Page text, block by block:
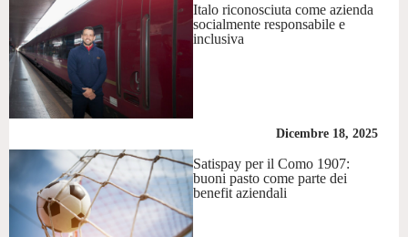
Italo riconosciuta come azienda
socialmente responsabile e
inclusiva
Dicembre 18, 2025
Satispay per il Como 1907:
buoni pasto come parte dei
benefit aziendali